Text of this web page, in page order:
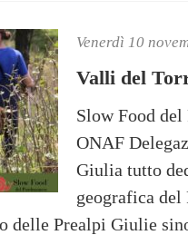
Venerdì 10
Valli del
Slow Food del
ONAF
Giulia tutto
geografica
delle Prealpi Giulie